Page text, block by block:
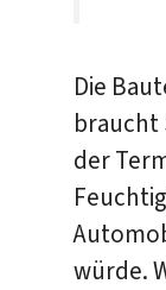
Die
braucht
der
würde.